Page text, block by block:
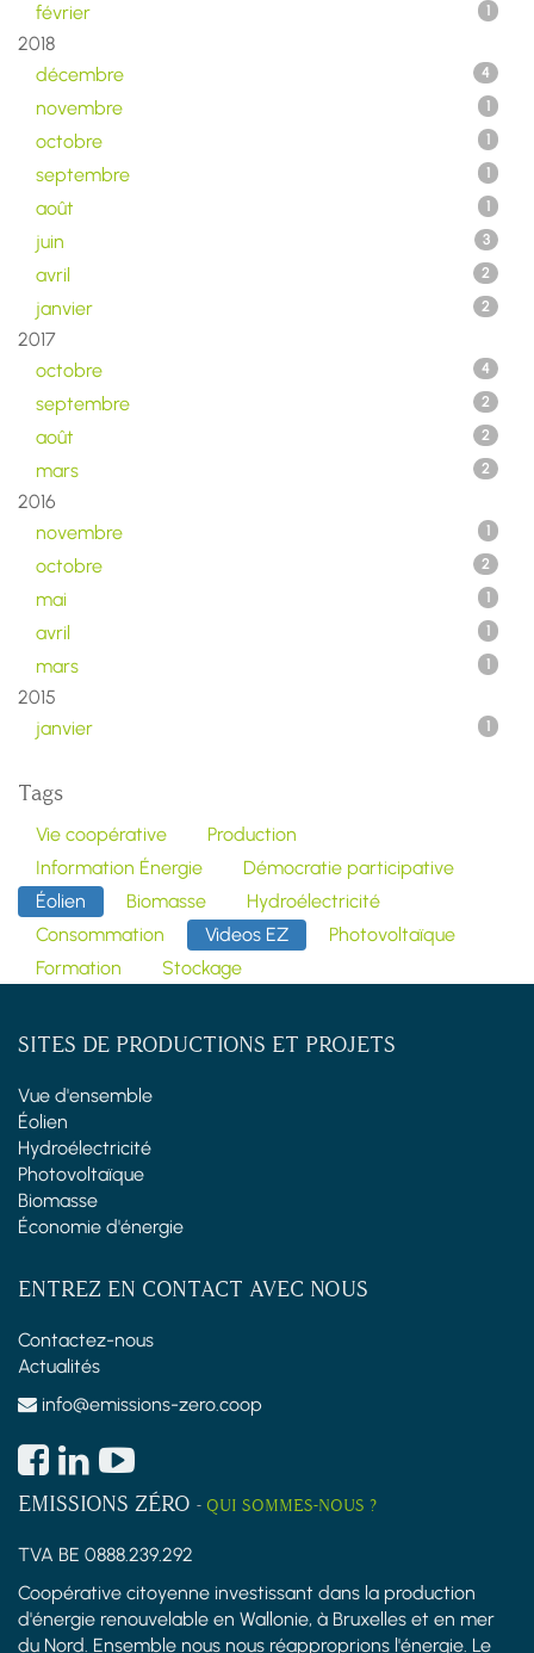
février 1
2018
décembre
4
novembre 1
octobre 1
septembre 1
août 1
juin 3
avril 2
janvier 2
2017
octobre
4
septembre 2
août 2
mars 2
2016
novembre
1
octobre 2
mai 1
avril 1
mars 1
2015
janvier
1
Tags
Vie coopérative
Production
Information Énergie
Démocratie participative
Éolien
Biomasse
Hydroélectricité
Consommation
Videos EZ
Photovoltaïque
Formation
Stockage
SITES DE PRODUCTIONS ET PROJETS
Vue d'ensemble
Éolien
Hydroélectricité
Photovoltaïque
Biomasse
Économie d'énergie
ENTREZ EN CONTACT AVEC NOUS
Contactez-nous
Actualités
info@emissions-zero.coop
EMISSIONS ZÉRO - QUI SOMMES-NOUS ?
TVA BE 0888.239.292
Coopérative citoyenne investissant dans la production
d'énergie renouvelable en Wallonie, à Bruxelles et en mer
du Nord. Ensemble nous nous réapproprions l'énergie. Le